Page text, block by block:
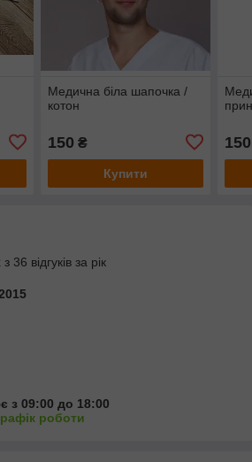
Медична біла шапочка /
котон
150 ₴
Купити
150
36 відгуків за рік
з 09:00 до 18:00
роботи